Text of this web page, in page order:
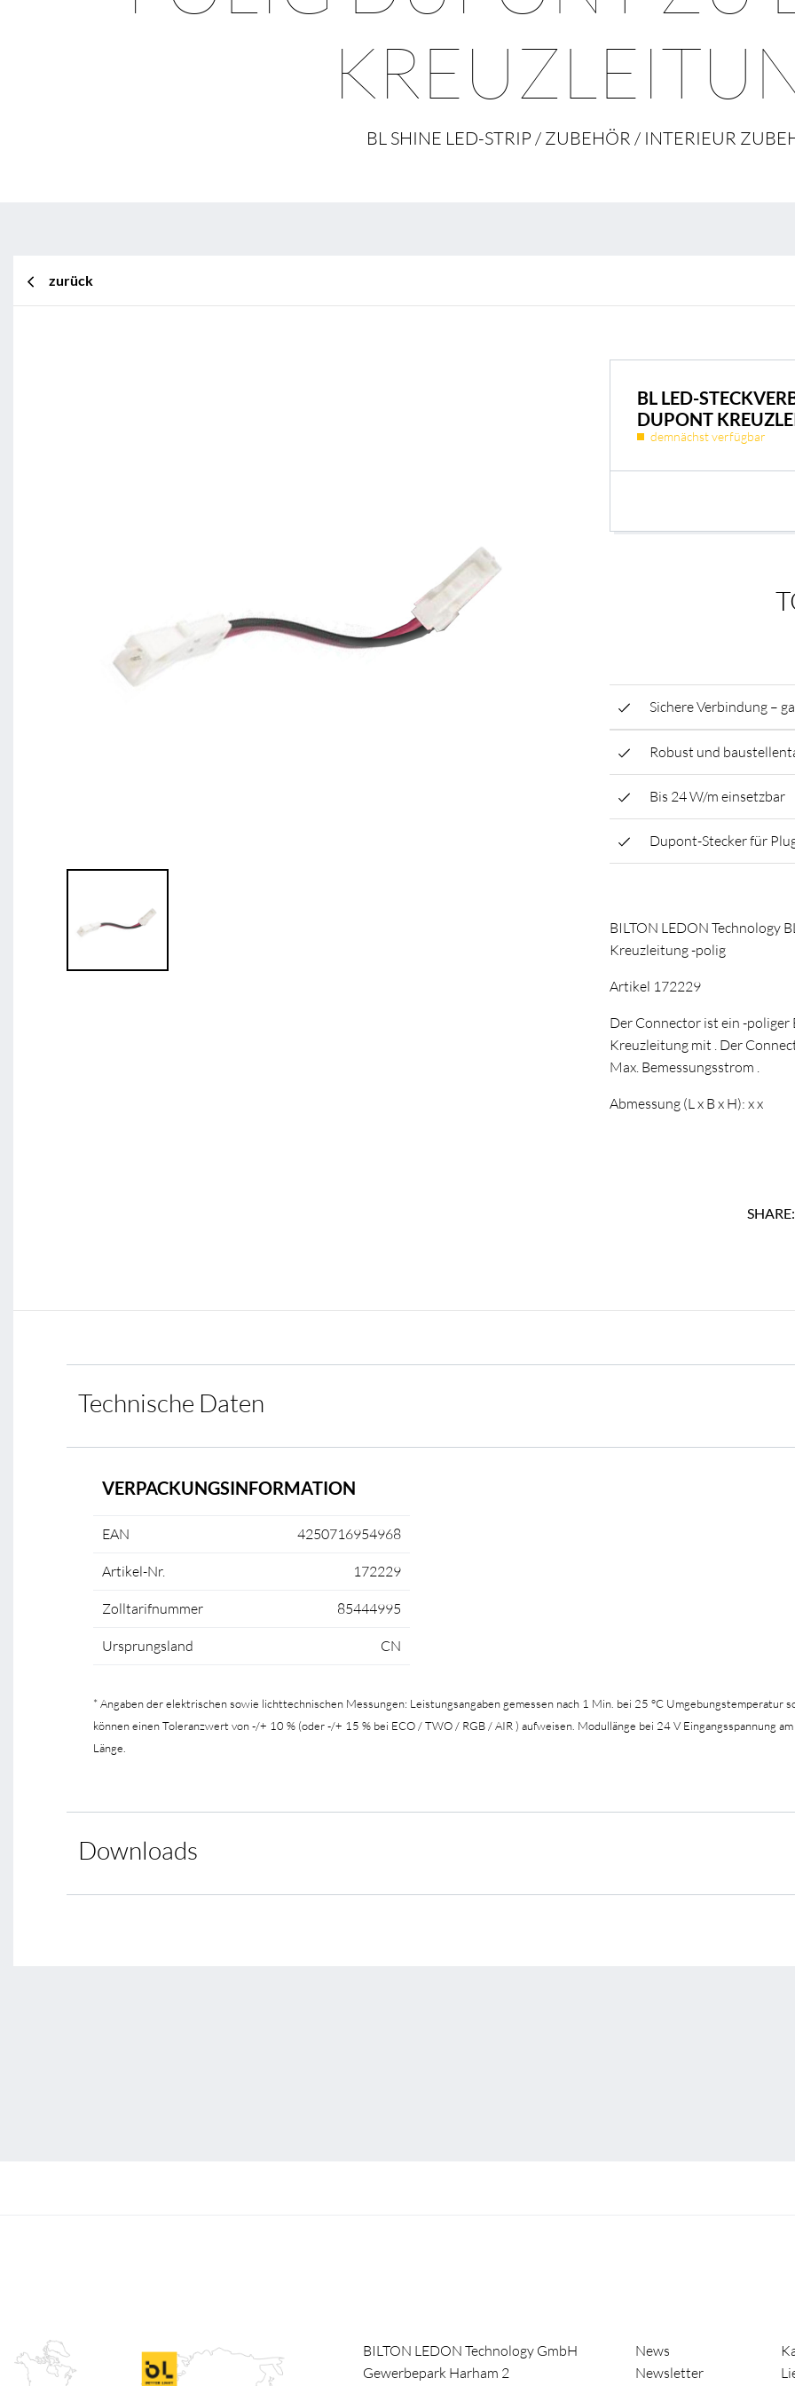
BL Interieur
BL SHINE LED-STRIP / ZUBEHÖR / INTERIEUR
zurück
BL LED-
DUPONT
demnächst verfügbar
Sichere Verbindung –
Robust und
Bis 24 W/m einsetzbar
Dupont-Stecker für
BILTON LEDON Technology
Kreuzleitung -polig
Artikel 172229
Der Connector ist ein -
Kreuzleitung mit . Der
Max. Bemessungsstrom .
Abmessung (L x B x H): x x
SHARE:
Technische Daten
VERPACKUNGSINFORMATION
EAN 4250716954968
Artikel-Nr. 172229
Zolltarifnummer 85444995
Ursprungsland CN
* Angaben der elektrischen sowie lichttechnischen Messungen: Leistungsangaben gemessen nach 1 Min. bei 25 °C
können einen Toleranzwert von -/+ 10 % (oder -/+ 15 % bei ECO / TWO / RGB / AIR ) aufweisen. Modullänge bei 24 V Eingangsspannung
Länge.
Downloads
BILTON LEDON Technology GmbH
Gewerbepark Harham 2
News
Newsletter